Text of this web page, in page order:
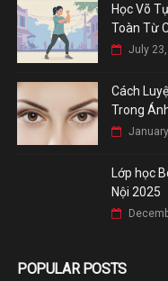
Học Võ
Toàn Từ
July
Cách
Trong
Lớp học
Nội 2025
POPULAR POSTS